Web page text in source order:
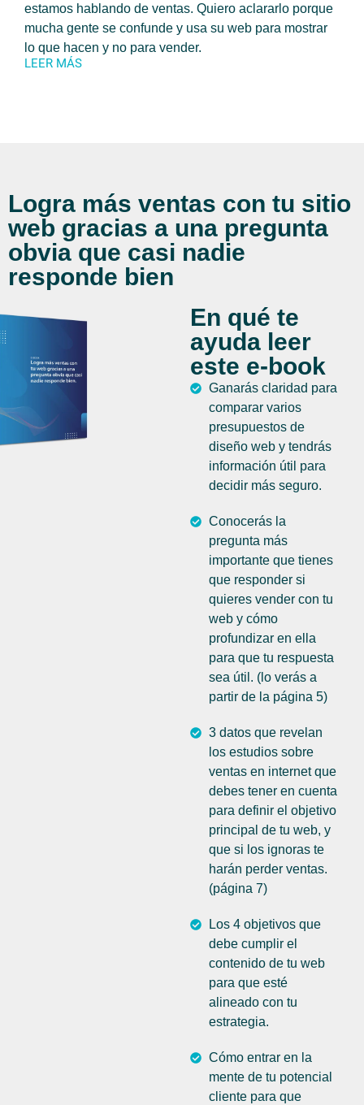
estamos hablando de ventas. Quiero aclararlo porque
mucha gente se confunde y usa su web para mostrar
lo que hacen y no para vender.
LEER MÁS
Logra más ventas con tu sitio
web gracias a una pregunta
obvia que casi nadie
responde bien
En qué te
ayuda leer
este e-book
Ganarás claridad para
comparar varios
presupuestos de
diseño web y tendrás
información útil para
decidir más seguro.
Conocerás la
pregunta más
importante que tienes
que responder si
quieres vender con tu
web y cómo
profundizar en ella
para que tu respuesta
sea útil. (lo verás a
partir de la página 5)
3 datos que revelan
los estudios sobre
ventas en internet que
debes tener en cuenta
para definir el objetivo
principal de tu web, y
que si los ignoras te
harán perder ventas.
(página 7)
Los 4 objetivos que
debe cumplir el
contenido de tu web
para que esté
alineado con tu
estrategia.
Cómo entrar en la
mente de tu potencial
cliente para que